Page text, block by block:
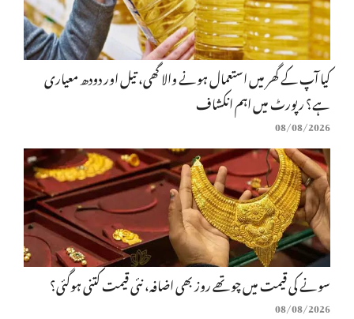
کیا آپ کے گھر میں استعمال ہونے والا گھی، تیل اور دودھ معیاری
ہے؟ رپورٹ میں اہم انکشاف
08/08/2026
سونے کی قیمت میں چوتھے روز بھی اضافہ، نئی قیمت کتنی ہوگئی؟
08/08/2026